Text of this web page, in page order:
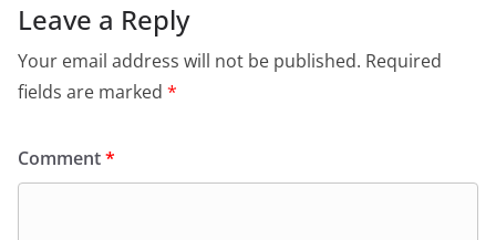
Leave a Reply
Your email address will not be published. Required
fields are marked *
Comment*